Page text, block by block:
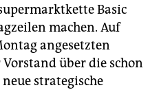
Basic
machen. Auf
angesetzten
über die schon
strategische